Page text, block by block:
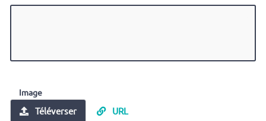
Image
Téléverser URL